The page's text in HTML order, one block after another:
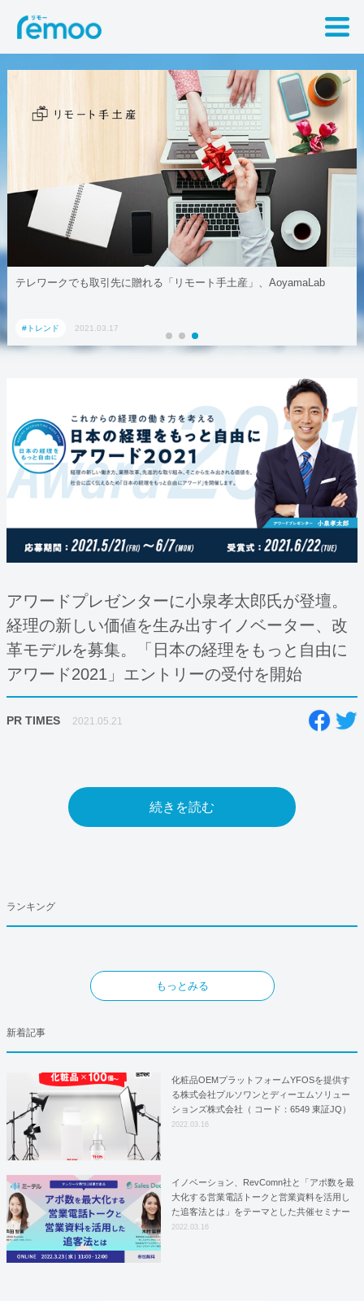
テレワークでも取引先に贈れる「リモート手土産」、AoyamaLab
#トレンド 2021.03.17
アワードプレゼンターに小泉孝太郎氏が登壇。
経理の新しい価値を生み出すイノベーター、改
革モデルを募集。「日本の経理をもっと自由に
アワード2021」エントリーの受付を開始
PR TIMES 2021.05.21
続きを読む
ランキング
もっとみる
新着記事
化粧品OEMプラットフォームYFOSを提供す
る株式会社プルソワンとディーエムソリュー
ションズ株式会社（ コード：6549 東証JQ）
はYFOSにおけるロジスティクスパートナー
2022.03.16
イノベーション、RevComn社と「アポ数を最
大化する営業電話トークと営業資料を活用し
た追客法とは」をテーマとした共催セミナー
を開催！
2022.03.16